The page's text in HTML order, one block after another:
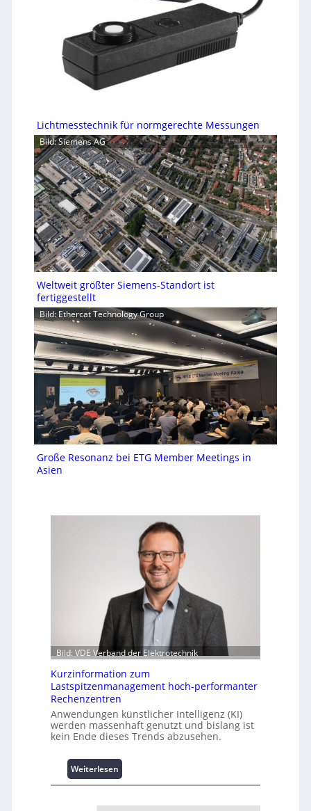
Lichtmesstechnik für normgerechte Messungen
Bild: Siemens AG
Weltweit größter Siemens-Standort ist
fertiggestellt
Bild: Ethercat Technology Group
Große Resonanz bei ETG Member Meetings in
Asien
Bild: VDE Verband der Elektrotechnik
Kurzinformation zum
Lastspitzenmanagement hoch-performanter
Rechenzentren
Anwendungen künstlicher Intelligenz (KI)
werden massenhaft genutzt und bislang ist
kein Ende dieses Trends abzusehen.
Weiterlesen:
K
r